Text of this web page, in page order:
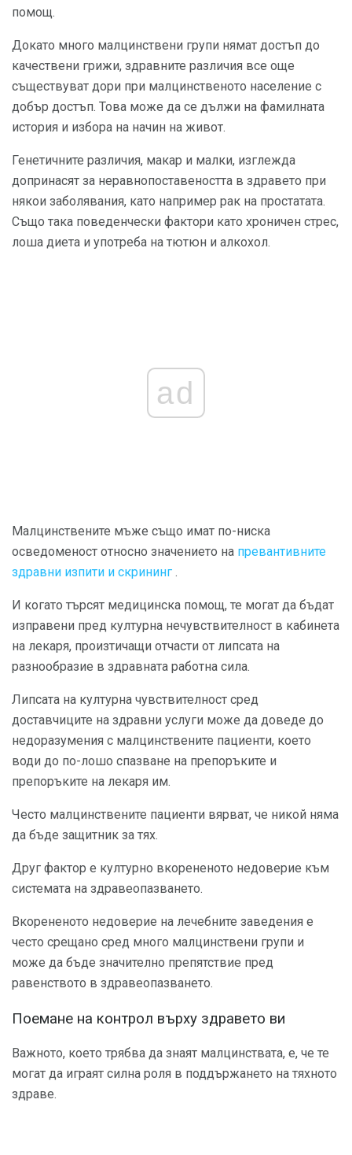
помощ.
Докато много малцинствени групи нямат достъп до
качествени грижи, здравните различия все още
съществуват дори при малцинственото население с
добър достъп. Това може да се дължи на фамилната
история и избора на начин на живот.
Генетичните различия, макар и малки, изглежда
допринасят за неравнопоставеността в здравето при
някои заболявания, като например рак на простатата.
Също така поведенчески фактори като хроничен стрес,
лоша диета и употреба на тютюн и алкохол.
ad
Малцинствените мъже също имат по-ниска
осведоменост относно значението на превантивните
здравни изпити и скрининг .
И когато търсят медицинска помощ, те могат да бъдат
изправени пред културна нечувствителност в кабинета
на лекаря, произтичащи отчасти от липсата на
разнообразие в здравната работна сила.
Липсата на културна чувствителност сред
доставчиците на здравни услуги може да доведе до
недоразумения с малцинствените пациенти, което
води до по-лошо спазване на препоръките и
препоръките на лекаря им.
Често малцинствените пациенти вярват, че никой няма
да бъде защитник за тях.
Друг фактор е културно вкорененото недоверие към
системата на здравеопазването.
Вкорененото недоверие на лечебните заведения е
често срещано сред много малцинствени групи и
може да бъде значително препятствие пред
равенството в здравеопазването.
Поемане на контрол върху здравето ви
Важното, което трябва да знаят малцинствата, е, че те
могат да играят силна роля в поддържането на тяхното
здраве.